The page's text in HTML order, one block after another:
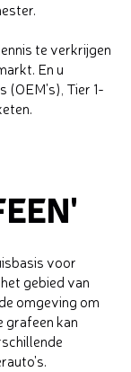
te verkrijgen
En u
(OEM's), Tier 1-
voor
gebied van
omgeving om
grafeen kan